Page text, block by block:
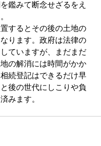
鑑みて断念せざるをえ
するとその後の土地の
ります。政府は法律の
ていますが、まだまだ
の解消には時間がかか
続登記はできるだけ早
後の世代にしこりや負
みます。